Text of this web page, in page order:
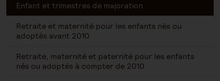
Enfant et trimestres de majoration
Retraite et maternité pour les enfants nés ou
adoptés avant 2010
Retraite, maternité et paternité pour les enfants
nés ou adoptés à compter de 2010